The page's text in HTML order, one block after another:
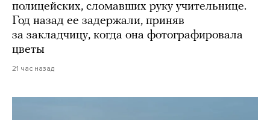
полицейских, сломавших руку учительнице.
Год назад ее задержали, приняв
за закладчицу, когда она фотографировала
цветы
21 час назад